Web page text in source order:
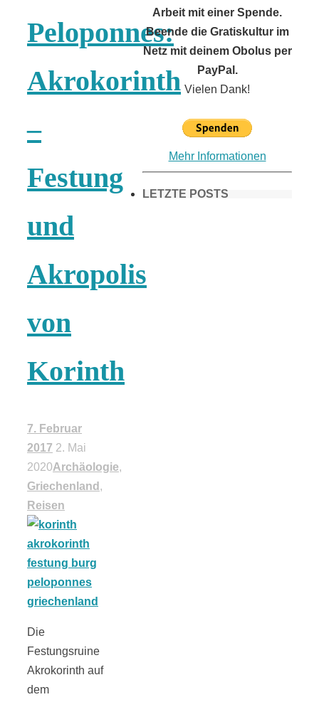
Peloponnes:
Akrokorinth
–
Festung
und
Akropolis
von
Korinth
7. Februar
2017 2. Mai
2020Archäologie,
Griechenland ,
Reisen
Die
Festungsruine
Akrokorinth auf
dem
Arbeit mit einer Spende.
Beende die Gratiskultur im
Netz mit deinem Obolus per
PayPal.
Vielen Dank!
Mehr Informationen
LETZTE POSTS
München &